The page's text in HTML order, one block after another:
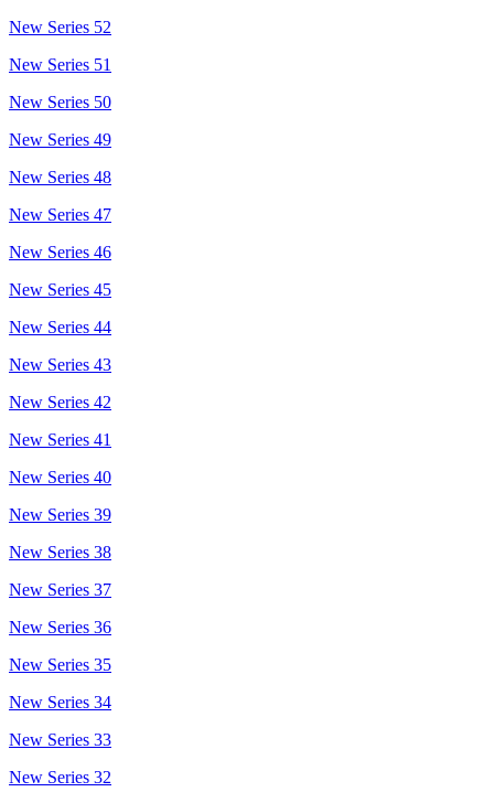
New Series 52
New Series 51
New Series 50
New Series 49
New Series 48
New Series 47
New Series 46
New Series 45
New Series 44
New Series 43
New Series 42
New Series 41
New Series 40
New Series 39
New Series 38
New Series 37
New Series 36
New Series 35
New Series 34
New Series 33
New Series 32